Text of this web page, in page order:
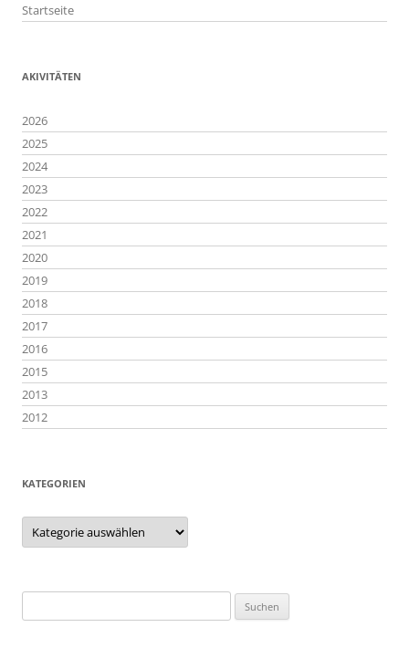
Startseite
AKIVITÄTEN
2026
2025
2024
2023
2022
2021
2020
2019
2018
2017
2016
2015
2013
2012
KATEGORIEN
Kategorien
nach: